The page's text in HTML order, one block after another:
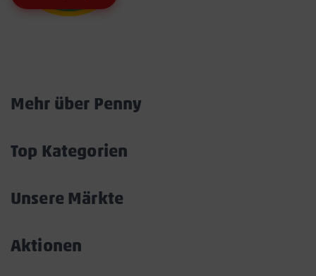
Mehr über Penny
Top Kategorien
Unsere Märkte
Aktionen